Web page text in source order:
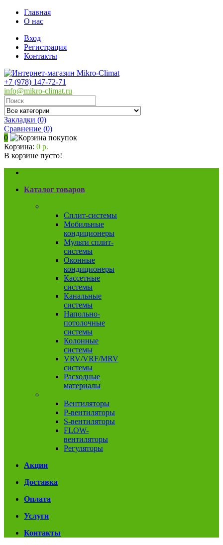
Главная
О нас
Вход
Регистрация
Контакты
+7 (978) 147-72-71
info@mikro-climat.ru
Закладки (0)
Сравнение (0)
0
Корзина: 0 р.
В корзине пусто!
Каталог товаров
Сплит-системы
Мобильные
кондиционеры
Мульти сплит-
системы
Оконные
кондиционеры
Кассетные
системы
Канальные
системы
Напольно-
потолочные
системы
Колонные
системы
VRV/VRF/MRV
системы
Расходные
материалы
Вентиляторы
P-вентиляторы
S-вентиляторы
FLOW-
вентиляторы
Регуляторы
Акции
Доставка
Оплата
Услуги
Контакты